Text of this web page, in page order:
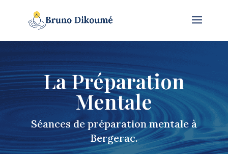
La Préparation
Mentale
Séances de préparation mentale à
Bergerac.